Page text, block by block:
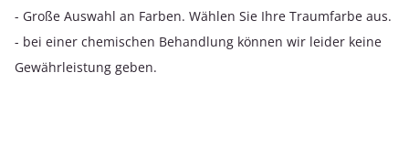
- Große Auswahl an Farben. Wählen Sie Ihre Traumfarbe aus.
- bei einer chemischen Behandlung können wir leider keine
Gewährleistung geben.